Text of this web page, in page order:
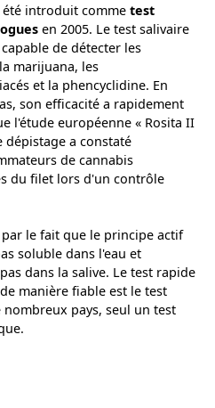
été introduit comme test
en 2005. Le test salivaire
de détecter les
marijuana, les
et la phencyclidine. En
son efficacité a rapidement
l'étude européenne « Rosita II
dépistage a constaté
de cannabis
du filet lors d'un contrôle
le fait que le principe actif
soluble dans l'eau et
dans la salive. Le test rapide
manière fiable est le test
pays, seul un test